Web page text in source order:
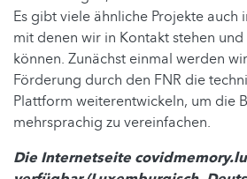
Es gibt viele ähnliche Projekte auch
mit denen wir in Kontakt stehen
können. Zunächst einmal werden
Förderung durch den FNR die
Plattform weiterentwickeln, um die
mehrsprachig zu vereinfachen.
Die Internetseite